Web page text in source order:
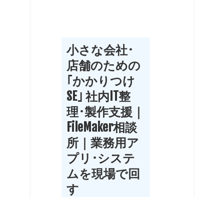
小さな会社･
店舗のための
｢かかりつけ
SE｣ 社内IT整
理･製作支援｜
FileMaker相談
所｜業務用ア
プリ･システ
ムを現場で回
す